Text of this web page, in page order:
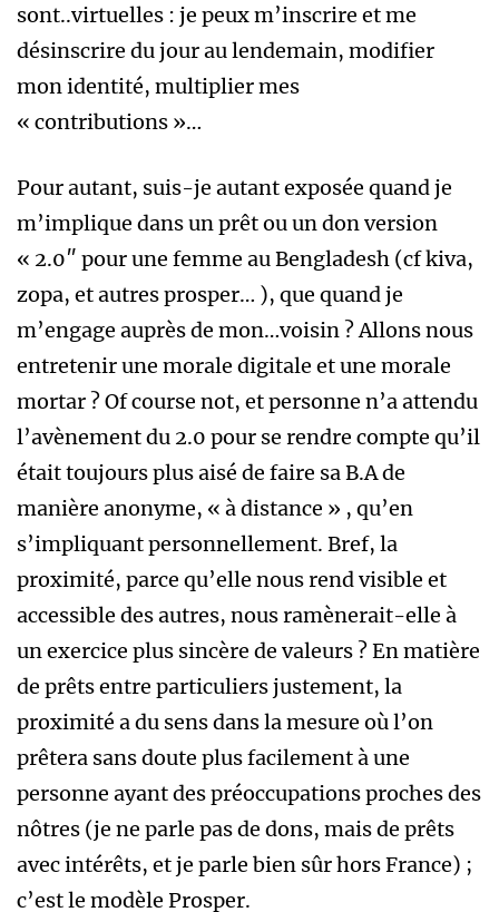
sont..virtuelles : je peux m’inscrire et me
désinscrire du jour au lendemain, modifier
mon identité, multiplier mes
« contributions »…
Pour autant, suis-je autant exposée quand je
m’implique dans un prêt ou un don version
« 2.0″ pour une femme au Bengladesh (cf kiva,
zopa, et autres prosper… ), que quand je
m’engage auprès de mon…voisin ? Allons nous
entretenir une morale digitale et une morale
mortar ? Of course not, et personne n’a attendu
l’avènement du 2.0 pour se rendre compte qu’il
était toujours plus aisé de faire sa B.A de
manière anonyme, « à distance » , qu’en
s’impliquant personnellement. Bref, la
proximité, parce qu’elle nous rend visible et
accessible des autres, nous ramènerait-elle à
un exercice plus sincère de valeurs ? En matière
de prêts entre particuliers justement, la
proximité a du sens dans la mesure où l’on
prêtera sans doute plus facilement à une
personne ayant des préoccupations proches des
nôtres (je ne parle pas de dons, mais de prêts
avec intérêts, et je parle bien sûr hors France) ;
c’est le modèle Prosper.